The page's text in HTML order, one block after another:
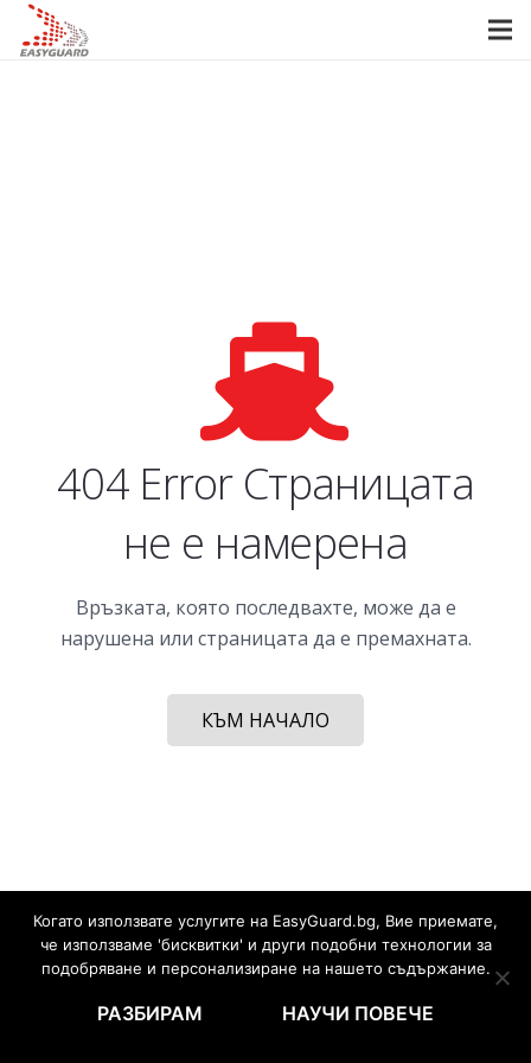
404 Error Страницата
не е намерена
Връзката, която последвахте, може да е
нарушена или страницата да е премахната.
КЪМ НАЧАЛО
Когато използвате услугите на EasyGuard.bg, Вие приемате,
че използваме 'бисквитки' и други подобни технологии за
подобряване и персонализиране на нашето съдържание.
РАЗБИРАМ НАУЧИ ПОВЕЧЕ